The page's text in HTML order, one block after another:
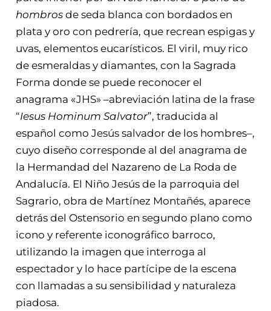
hombrosde seda blanca con bordados en
plata y oro con pedrería, que recrean espigas y
uvas, elementos eucarísticos. El viril, muy rico
de esmeraldas y diamantes, con la Sagrada
Forma donde se puede reconocer el
anagrama «JHS» ‒abreviación latina de la frase
“Iesus Hominum Salvator”, traducida al
español como Jesús salvador de los hombres‒,
cuyo diseño corresponde al del anagrama de
la Hermandad del Nazareno de La Roda de
Andalucía. El Niño Jesús de la parroquia del
Sagrario, obra de Martínez Montañés, aparece
detrás del Ostensorio en segundo plano como
icono y referente iconográfico barroco,
utilizando la imagen que interroga al
espectador y lo hace partícipe de la escena
con llamadas a su sensibilidad y naturaleza
piadosa.